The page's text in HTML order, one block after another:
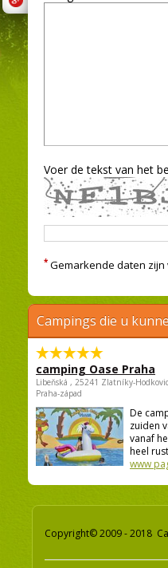
Voer de tekst van het
* Gemarkende daten zijn
Campings die u
camping Oase Praha
Libeňská , 25241 Zlatníky-
Praha-západ
De
zuiden
vanaf
heel
www
Copyright© 2009 - 2018